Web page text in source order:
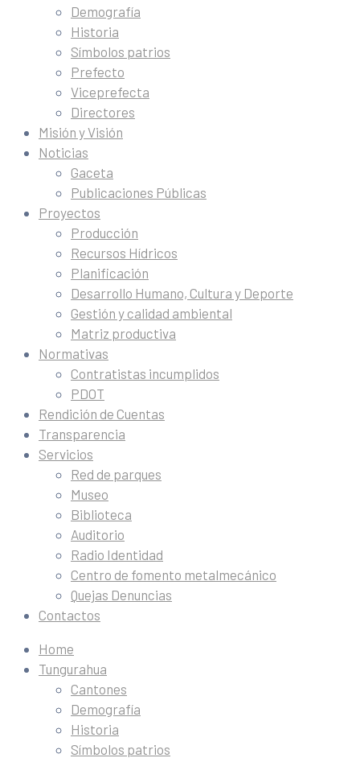
Demografía
Historia
Símbolos patrios
Prefecto
Viceprefecta
Directores
Misión y Visión
Noticias
Gaceta
Publicaciones Públicas
Proyectos
Producción
Recursos Hídricos
Planificación
Desarrollo Humano, Cultura y Deporte
Gestión y calidad ambiental
Matriz productiva
Normativas
Contratistas incumplidos
PDOT
Rendición de Cuentas
Transparencia
Servicios
Red de parques
Museo
Biblioteca
Auditorio
Radio Identidad
Centro de fomento metalmecánico
Quejas Denuncias
Contactos
Home
Tungurahua
Cantones
Demografía
Historia
Símbolos patrios